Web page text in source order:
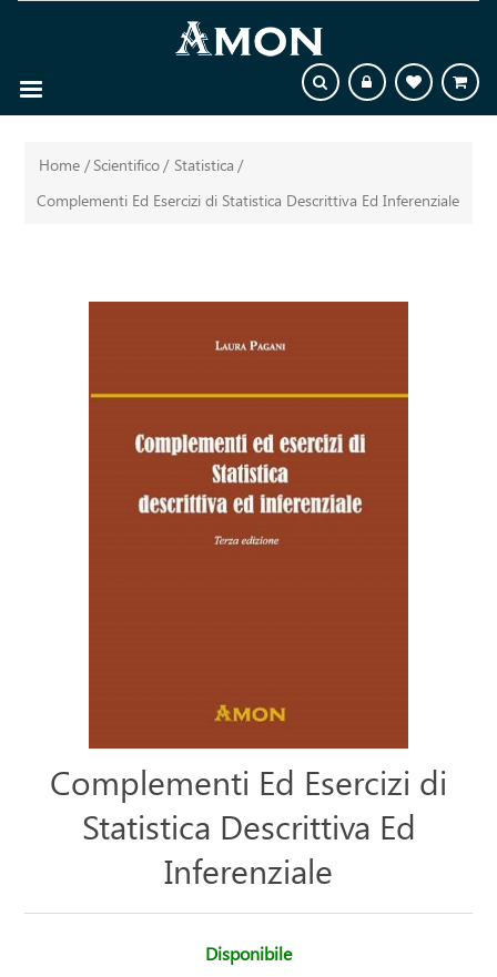
Home /Scientifico/ Statistica /
Complementi Ed Esercizi di Statistica Descrittiva Ed Inferenziale
Complementi Ed Esercizi di
Statistica Descrittiva Ed
Inferenziale
Disponibile